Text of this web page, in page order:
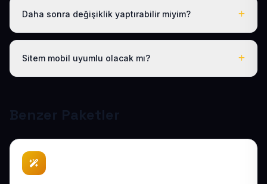
Daha sonra değişiklik yaptırabilir miyim?
Evet. Teslimden sonra ilk 30 gün ücretsiz revizyon
destek sağlıyoruz. Sonraki yıllarda da uygun bakım
paketlerimiz mevcuttur.
Sitem mobil uyumlu olacak mı?
Google mobil sıralamasına uygundur.
Benzer Paketler